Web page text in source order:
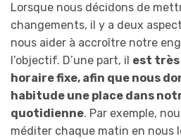
Lorsque nous décidons de
changements, il y a deux
nous aider à accroître notre
l’objectif. D’une part, il est très
horaire fixe, afin que nous
habitude une place dans
quotidienne. Par exemple,
méditer chaque matin en nous